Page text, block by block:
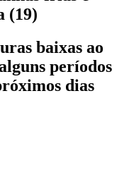
e tabelas
mais. Placar em tempo